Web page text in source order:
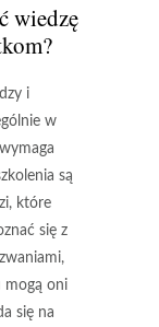
wiedzę
i
w
są
które
się z
mogą oni
się na